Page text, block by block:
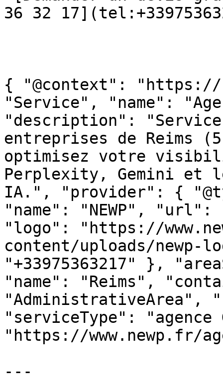
36 32
{ "@context": "https://
"Service", "name":
"description": "Service
entreprises de Reims
optimisez votre
Perplexity, Gemini et
IA.", "provider": {
"name": "NEWP",
"logo": "https://
content/uploads/newp-
"+33975363217" },
"name": "Reims",
"AdministrativeArea",
"serviceType":
"https://www.newp.fr/
---